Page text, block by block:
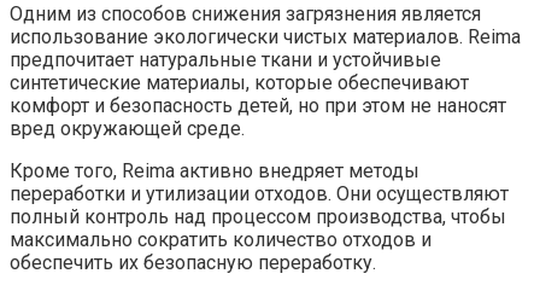
Одним из способов снижения загрязнения является
использование экологически чистых материалов. Reima
предпочитает натуральные ткани и устойчивые
синтетические материалы, которые обеспечивают
комфорт и безопасность детей, но при этом не наносят
вред окружающей среде.
Кроме того, Reima активно внедряет методы
переработки и утилизации отходов. Они осуществляют
полный контроль над процессом производства, чтобы
максимально сократить количество отходов и
обеспечить их безопасную переработку.